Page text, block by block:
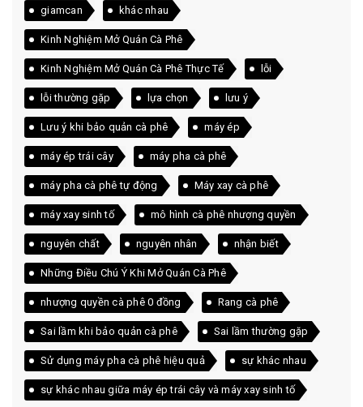
giamcan khác nhau
Kinh Nghiệm Mở Quán Cà Phê
Kinh Nghiệm Mở Quán Cà Phê Thực Tế lỗi
lỗi thường gặp lựa chọn lưu ý
Lưu ý khi bảo quản cà phê máy ép
máy ép trái cây máy pha cà phê
máy pha cà phê tự động Máy xay cà phê
máy xay sinh tố mô hình cà phê nhượng quyền
nguyên chất nguyên nhân nhận biết
Những Điều Chú Ý Khi Mở Quán Cà Phê
nhượng quyền cà phê 0 đồng Rang cà phê
Sai lầm khi bảo quản cà phê Sai lầm thường gặp
Sử dụng máy pha cà phê hiệu quả sự khác nhau
sự khác nhau giữa máy ép trái cây và máy xay sinh tố